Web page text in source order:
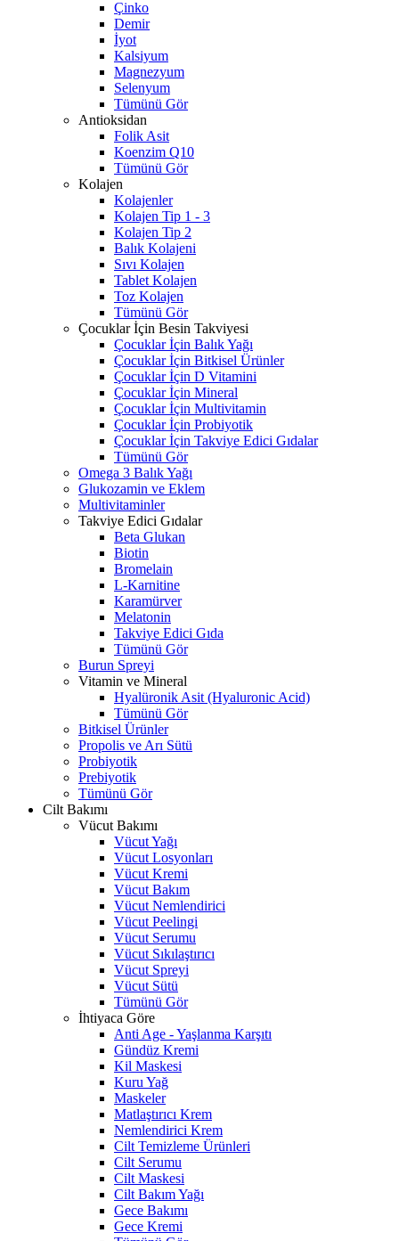
Çinko
Demir
İyot
Kalsiyum
Magnezyum
Selenyum
Tümünü Gör
Antioksidan
Folik Asit
Koenzim Q10
Tümünü Gör
Kolajen
Kolajenler
Kolajen Tip 1 - 3
Kolajen Tip 2
Balık Kolajeni
Sıvı Kolajen
Tablet Kolajen
Toz Kolajen
Tümünü Gör
Çocuklar İçin Besin Takviyesi
Çocuklar İçin Balık Yağı
Çocuklar İçin Bitkisel Ürünler
Çocuklar İçin D Vitamini
Çocuklar İçin Mineral
Çocuklar İçin Multivitamin
Çocuklar İçin Probiyotik
Çocuklar İçin Takviye Edici Gıdalar
Tümünü Gör
Omega 3 Balık Yağı
Glukozamin ve Eklem
Multivitaminler
Takviye Edici Gıdalar
Beta Glukan
Biotin
Bromelain
L-Karnitine
Karamürver
Melatonin
Takviye Edici Gıda
Tümünü Gör
Burun Spreyi
Vitamin ve Mineral
Hyalüronik Asit (Hyaluronic Acid)
Tümünü Gör
Bitkisel Ürünler
Propolis ve Arı Sütü
Probiyotik
Prebiyotik
Tümünü Gör
Cilt Bakımı
Vücut Bakımı
Vücut Yağı
Vücut Losyonları
Vücut Kremi
Vücut Bakım
Vücut Nemlendirici
Vücut Peelingi
Vücut Serumu
Vücut Sıkılaştırıcı
Vücut Spreyi
Vücut Sütü
Tümünü Gör
İhtiyaca Göre
Anti Age - Yaşlanma Karşıtı
Gündüz Kremi
Kil Maskesi
Kuru Yağ
Maskeler
Matlaştırıcı Krem
Nemlendirici Krem
Cilt Temizleme Ürünleri
Cilt Serumu
Cilt Maskesi
Cilt Bakım Yağı
Gece Bakımı
Gece Kremi